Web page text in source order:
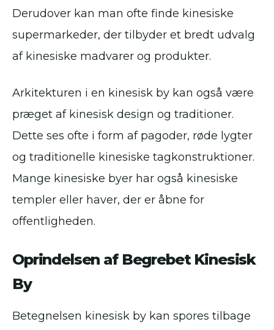
Derudover kan man ofte finde kinesiske
supermarkeder, der tilbyder et bredt udvalg
af kinesiske madvarer og produkter.
Arkitekturen i en kinesisk by kan også være
præget af kinesisk design og traditioner.
Dette ses ofte i form af pagoder, røde lygter
og traditionelle kinesiske tagkonstruktioner.
Mange kinesiske byer har også kinesiske
templer eller haver, der er åbne for
offentligheden.
Oprindelsen af Begrebet Kinesisk
By
Betegnelsen kinesisk by kan spores tilbage